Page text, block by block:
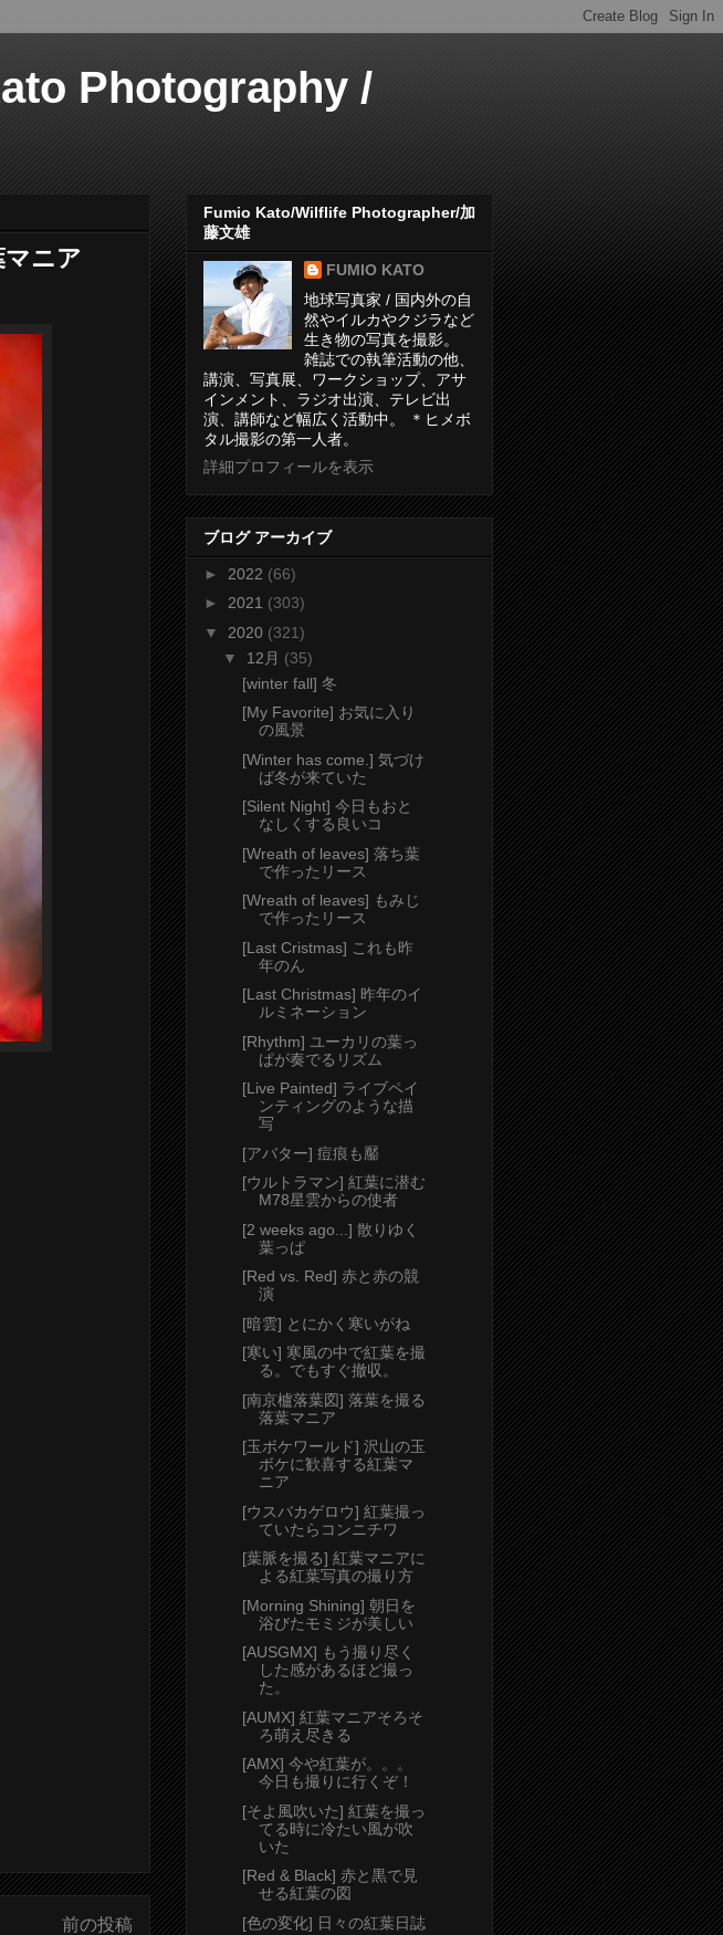
Photography /
ニア
前の投稿
Fumio Kato/Wilflife Photographer/加
藤文雄
FUMIO KATO
地球写真家 / 国内外の自
然やイルカやクジラなど
生き物の写真を撮影。
雑誌での執筆活動の他、
講演、写真展、ワークショップ、アサ
インメント、ラジオ出演、テレビ出
演、講師など幅広く活動中。 ＊ヒメボ
タル撮影の第一人者。
詳細プロフィールを表示
ブログ アーカイブ
► 2022 (66)
► 2021 (303)
▼ 2020 (321)
▼ 12月 (35)
[winter fall] 冬
[My Favorite] お気に入り
の風景
[Winter has come.] 気づけ
ば冬が来ていた
[Silent Night] 今日もおと
なしくする良いコ
[Wreath of leaves] 落ち葉
で作ったリース
[Wreath of leaves] もみじ
で作ったリース
[Last Cristmas] これも昨
年のん
[Last Christmas] 昨年のイ
ルミネーション
[Rhythm] ユーカリの葉っ
ぱが奏でるリズム
[Live Painted] ライブペイ
ンティングのような描
写
[アバター] 痘痕も靨
[ウルトラマン] 紅葉に潜む
M78星雲からの使者
[2 weeks ago...] 散りゆく
葉っぱ
[Red vs. Red] 赤と赤の競
演
[暗雲] とにかく寒いがね
[寒い] 寒風の中で紅葉を撮
る。でもすぐ撤収。
[南京櫨落葉図] 落葉を撮る
落葉マニア
[玉ボケワールド] 沢山の玉
ボケに歓喜する紅葉マ
ニア
[ウスバカゲロウ] 紅葉撮っ
ていたらコンニチワ
[葉脈を撮る] 紅葉マニアに
よる紅葉写真の撮り方
[Morning Shining] 朝日を
浴びたモミジが美しい
[AUSGMX] もう撮り尽く
した感があるほど撮っ
た。
[AUMX] 紅葉マニアそろそ
ろ萌え尽きる
[AMX] 今や紅葉が。。。
今日も撮りに行くぞ！
[そよ風吹いた] 紅葉を撮っ
てる時に冷たい風が吹
いた
[Red & Black] 赤と黒で見
せる紅葉の図
[色の変化] 日々の紅葉日誌